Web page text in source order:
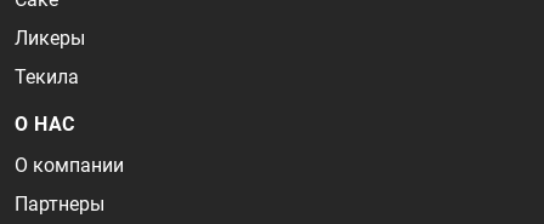
Ликеры
Текила
О НАС
О компании
Партнеры